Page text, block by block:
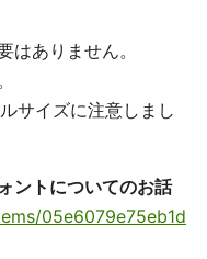
はありません。
サイズに注意しまし
ントについてのお話
05e6079e75eb1d